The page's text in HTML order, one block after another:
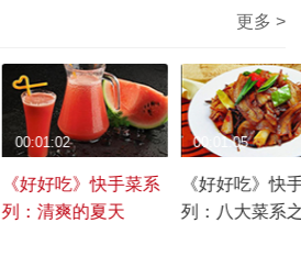
更多 >
《好好吃》快手菜系
列：清爽的夏天
00:01:02
《好好吃》快
列：八大菜系
00:01:05